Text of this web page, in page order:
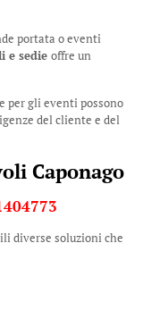
portata o eventi
e sedie offre un
per gli eventi possono
del cliente e del
Caponago
diverse soluzioni che